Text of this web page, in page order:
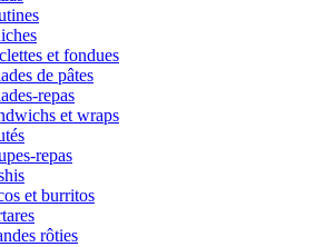
et fondues
de pâtes
repas
et wraps
repas
et burritos
rôties